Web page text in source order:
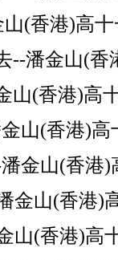
(香港)高
--潘金山(
山(香港)高
山(香港)
金山(香港
金山(香港)
山(香港)高